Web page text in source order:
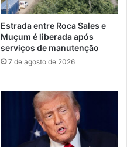
Estrada entre Roca Sales e
Muçum é liberada após
serviços de manutenção
7 de agosto de 2026